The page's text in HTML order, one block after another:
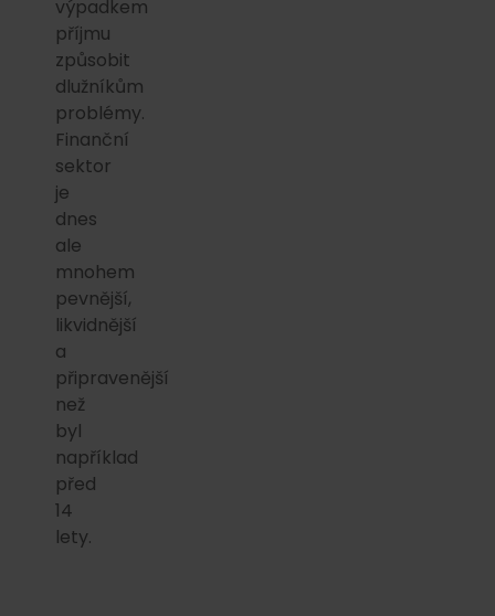
výpadkem
příjmu
způsobit
dlužníkům
problémy.
Finanční
sektor
je
dnes
ale
mnohem
pevnější,
likvidnější
a
připravenější
než
byl
například
před
14
lety.